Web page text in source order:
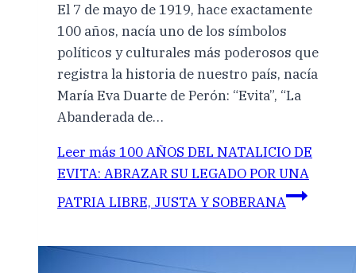
El 7 de mayo de 1919, hace exactamente
100 años, nacía uno de los símbolos
políticos y culturales más poderosos que
registra la historia de nuestro país, nacía
María Eva Duarte de Perón: “Evita”, “La
Abanderada de…
Leer más 100 AÑOS DEL NATALICIO DE
EVITA: ABRAZAR SU LEGADO POR UNA
PATRIA LIBRE, JUSTA Y SOBERANA